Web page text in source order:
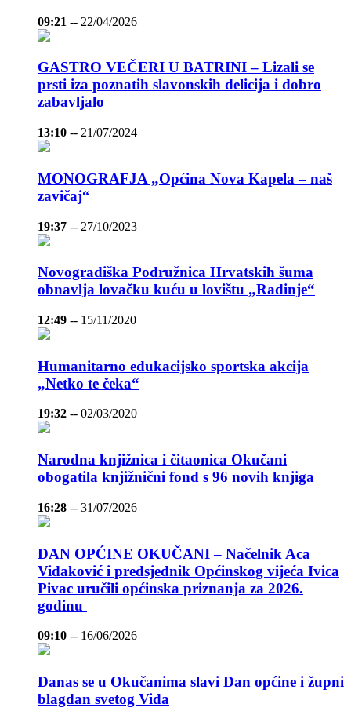
09:21 -- 22/04/2026
GASTRO VEČERI U BATRINI – Lizali se
prsti iza poznatih slavonskih delicija i dobro
zabavljalo
13:10 -- 21/07/2024
MONOGRAFJA „Općina Nova Kapela – naš
zavičaj“
19:37 -- 27/10/2023
Novogradiška Podružnica Hrvatskih šuma
obnavlja lovačku kuću u lovištu „Radinje“
12:49 -- 15/11/2020
Humanitarno edukacijsko sportska akcija
„Netko te čeka“
19:32 -- 02/03/2020
Narodna knjižnica i čitaonica Okučani
obogatila knjižnični fond s 96 novih knjiga
16:28 -- 31/07/2026
DAN OPĆINE OKUČANI – Načelnik Aca
Vidaković i predsjednik Općinskog vijeća Ivica
Pivac uručili općinska priznanja za 2026.
godinu
09:10 -- 16/06/2026
Danas se u Okučanima slavi Dan općine i župni
blagdan svetog Vida